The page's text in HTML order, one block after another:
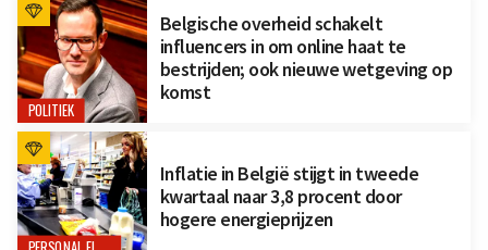
POLITIEK
Belgische overheid schakelt
influencers in om online haat te
bestrijden; ook nieuwe wetgeving op
komst
Inflatie in België stijgt in tweede
kwartaal naar 3,8 procent door
hogere energieprijzen